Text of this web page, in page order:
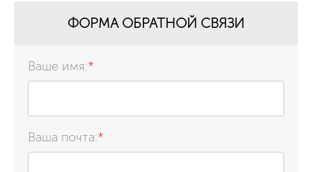
ФОРМА ОБРАТНОЙ СВЯЗИ
Ваше имя:*
Ваша почта:*